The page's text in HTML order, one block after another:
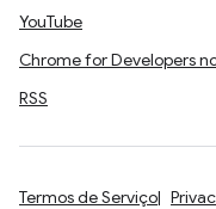
YouTube
Chrome for Developers
RSS
Termos de Serviço